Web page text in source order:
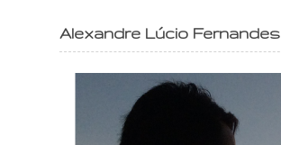
Alexandre Lúcio Fernandes